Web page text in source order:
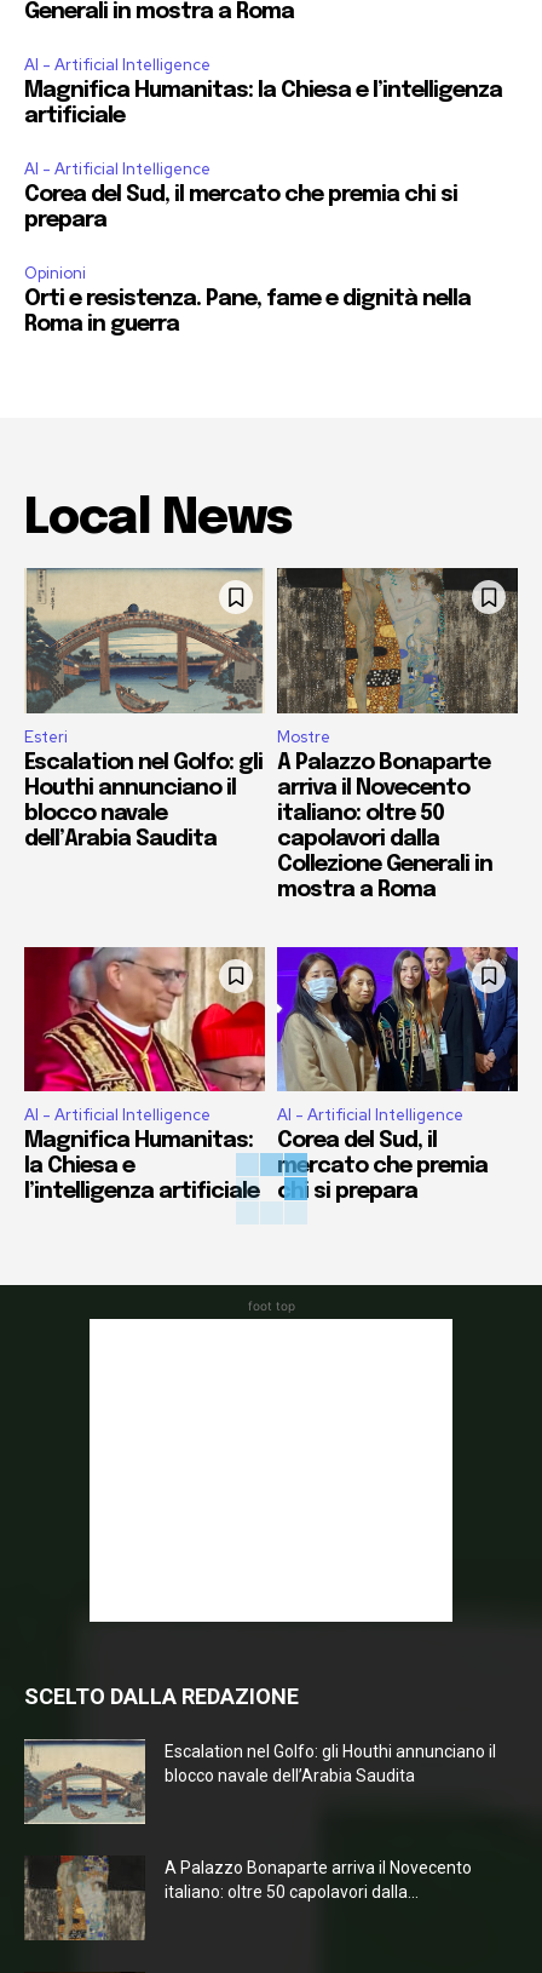
Generali in mostra a Roma
AI - Artificial Intelligence
Magnifica Humanitas: la Chiesa e l’intelligenza
artificiale
AI - Artificial Intelligence
Corea del Sud, il mercato che premia chi si
prepara
Opinioni
Orti e resistenza. Pane, fame e dignità nella
Roma in guerra
Local News
Esteri
Escalation nel Golfo: gli
Houthi annunciano il
blocco navale
dell’Arabia Saudita
Mostre
A Palazzo Bonaparte
arriva il Novecento
italiano: oltre 50
capolavori dalla
Collezione Generali in
mostra a Roma
AI - Artificial Intelligence
Magnifica Humanitas:
la Chiesa e
l’intelligenza artificiale
AI - Artificial Intelligence
Corea del Sud, il
mercato che premia
chi si prepara
foot top
SCELTO DALLA REDAZIONE
Escalation nel Golfo: gli Houthi annunciano il
blocco navale dell’Arabia Saudita
A Palazzo Bonaparte arriva il Novecento
italiano: oltre 50 capolavori dalla...